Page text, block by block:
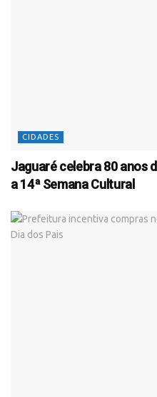
CIDADES
Jaguaré celebra 80 anos
a 14ª Semana Cultural